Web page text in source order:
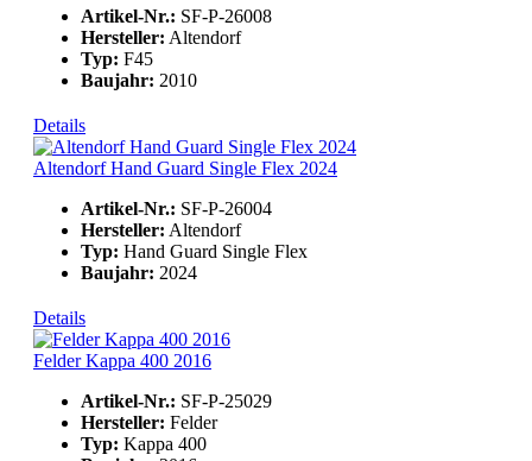
Artikel-Nr.: SF-P-26008
Hersteller: Altendorf
Typ: F45
Baujahr: 2010
Details
Altendorf Hand Guard Single Flex 2024
Artikel-Nr.: SF-P-26004
Hersteller: Altendorf
Typ: Hand Guard Single Flex
Baujahr: 2024
Details
Felder Kappa 400 2016
Artikel-Nr.: SF-P-25029
Hersteller: Felder
Typ: Kappa 400